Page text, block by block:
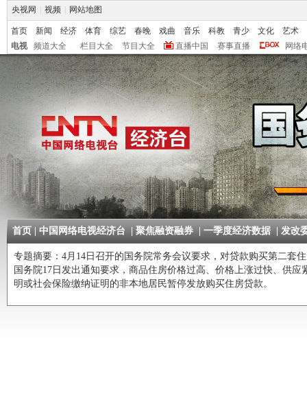
央视网 视频 网站地图
首页 新闻 经济 体育 综艺 春晚 戏曲 音乐 科教 青少 文化
艺术
电视
频道大全 栏目大全 节目大全 直播中国 赛事直播 网络
首页 中国网络电视经济台 聚焦融资融券 一季度经济数据 发改
专题摘要： 4月14日召开的国务院常务会议要求，对贷款购买第二套
国务院17日发出通知要求，商品住房价格过高、价格上涨过快、供
明或社会保险缴纳证明的非本地居民暂停发放购买住房贷款。